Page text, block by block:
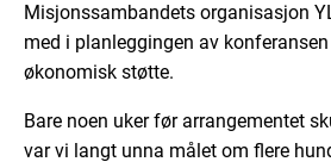
Misjonssambandets organisasjon
med i planleggingen av
økonomisk støtte.
Bare noen uker før arrangementet
var vi langt unna målet om flere